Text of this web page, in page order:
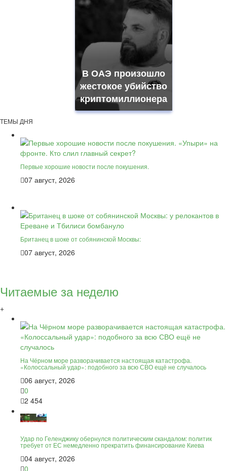
В ОАЭ произошло
жестокое убийство
криптомиллионера
ТЕМЫ ДНЯ
Первые хорошие новости после покушения.
07 август, 2026
Британец в шоке от собянинской Москвы:
07 август, 2026
Читаемые за неделю
+
На Чёрном море разворачивается настоящая катастрофа.
«Колоссальный удар»: подобного за всю СВО ещё не случалось
06 август, 2026
0
2 454
Удар по Геленджику обернулся политическим скандалом: политик
требует от ЕС немедленно прекратить финансирование Киева
04 август, 2026
0